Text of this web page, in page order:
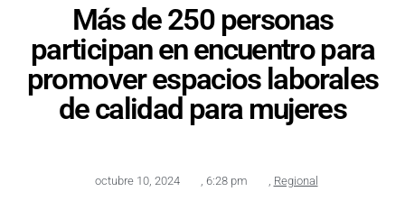
Más de 250 personas
participan en encuentro para
promover espacios laborales
de calidad para mujeres
octubre 10, 2024 6:28 pm Regional